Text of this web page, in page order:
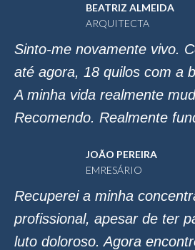
BEATRIZ ALMEIDA
ARQUITECTA
Sinto-me novamente vivo.
até agora, 18 quilos com a
A minha vida realmente
Recomendo. Realmente
JOÃO PEREIRA
EMRESÁRIO
Recuperei a minha
profissional, apesar de ter
luto doloroso. Agora